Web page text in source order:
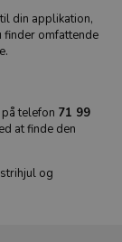
din applikation,
finder omfattende
telefon 71 99
at finde den
og